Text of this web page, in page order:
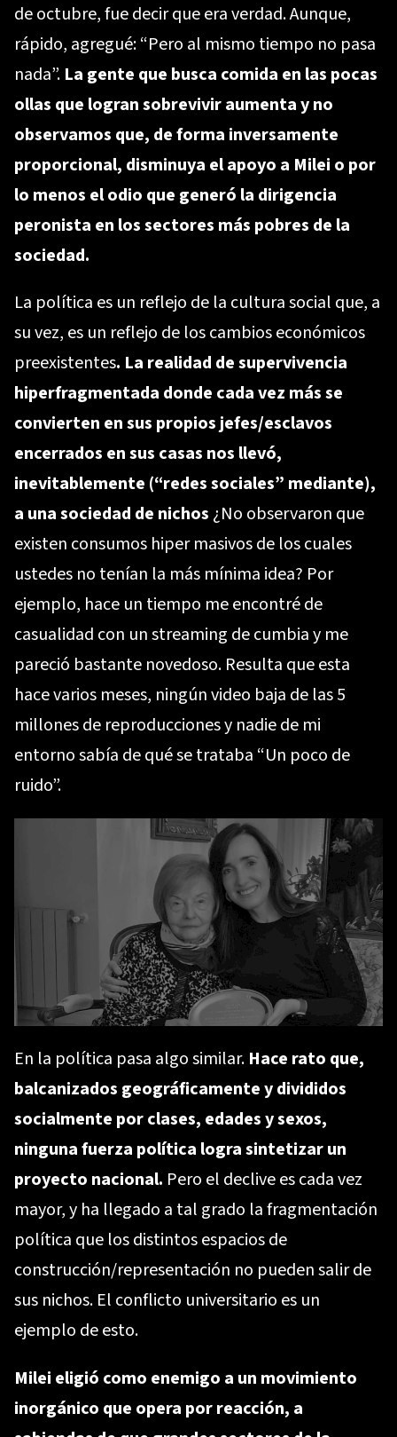
de octubre, fue decir que era verdad. Aunque,
rápido, agregué: “Pero al mismo tiempo no pasa
nada”. La gente que busca comida en las pocas
ollas que logran sobrevivir aumenta y no
observamos que, de forma inversamente
proporcional, disminuya el apoyo a Milei o por
lo menos el odio que generó la dirigencia
peronista en los sectores más pobres de la
sociedad.
La política es un reflejo de la cultura social que, a
su vez, es un reflejo de los cambios económicos
preexistentes. La realidad de supervivencia
hiperfragmentada donde cada vez más se
convierten en sus propios jefes/esclavos
encerrados en sus casas nos llevó,
inevitablemente (“redes sociales” mediante),
a una sociedad de nichos ¿No observaron que
existen consumos hiper masivos de los cuales
ustedes no tenían la más mínima idea? Por
ejemplo, hace un tiempo me encontré de
casualidad con un streaming de cumbia y me
pareció bastante novedoso. Resulta que esta
hace varios meses, ningún video baja de las 5
millones de reproducciones y nadie de mi
entorno sabía de qué se trataba “Un poco de
ruido”.
En la política pasa algo similar. Hace rato que,
balcanizados geográficamente y divididos
socialmente por clases, edades y sexos,
ninguna fuerza política logra sintetizar un
proyecto nacional. Pero el declive es cada vez
mayor, y ha llegado a tal grado la fragmentación
política que los distintos espacios de
construcción/representación no pueden salir de
sus nichos. El conflicto universitario es un
ejemplo de esto.
Milei eligió como enemigo a un movimiento
inorgánico que opera por reacción, a